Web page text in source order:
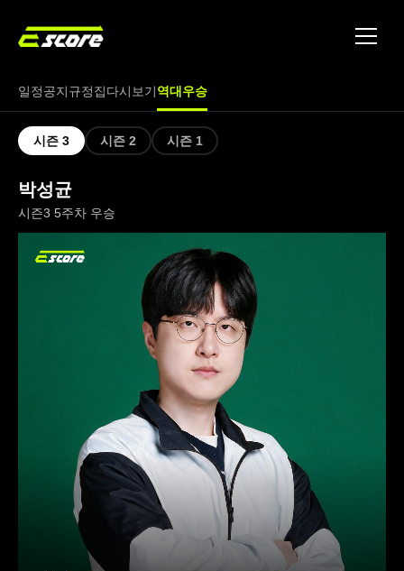
문의
일정공지규정집다시보기역대우승
시즌 3 시즌 2 시즌 1
박성균
시즌3 5주차 우승